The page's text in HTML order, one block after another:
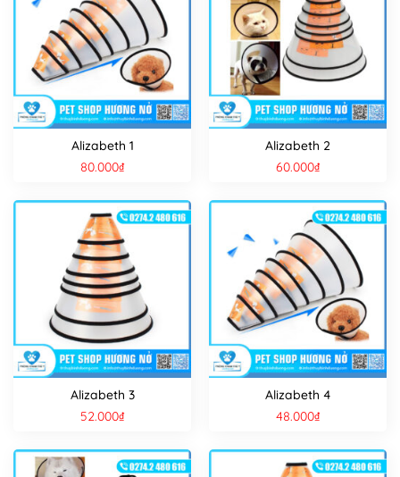
Alizabeth 1
80.000₫
Alizabeth 2
60.000₫
Alizabeth 3
52.000₫
Alizabeth 4
48.000₫